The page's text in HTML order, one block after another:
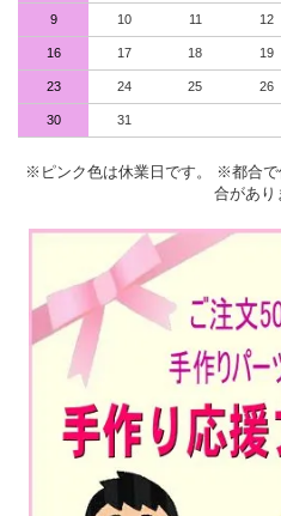
9 10 11 12
16 17 18 19
23 24 25 26
30 31
※ピンク色は休業日です。 ※都合で
合があり